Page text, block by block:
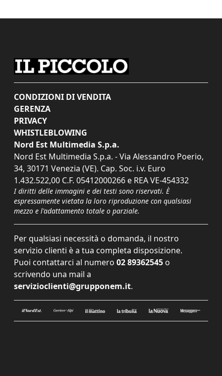
CONDIZIONI DI VENDITA
GERENZA
PRIVACY
WHISTLEBLOWING
Nord Est Multimedia S.p.a.
Nord Est Multimedia S.p.a. - Via Alessandro Poerio,
34, 30171 Venezia (VE). Cap. Soc. i.v. Euro
1.432.522,00 C.F. 05412000266 e REA VE-454332
I diritti delle immagini e dei testi sono riservati. È
espressamente vietata la loro riproduzione con qualsiasi
mezzo e l'adattamento totale o parziale.
Per qualsiasi necessità o domanda, il nostro
servizio clienti è a tua completa disposizione.
Puoi contattarci al numero 02 89362545 o
scrivendo una mail a
servizioclienti@grupponem.it.